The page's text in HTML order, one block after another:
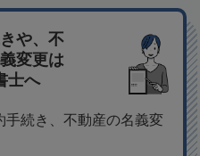
や、不
変更は
士へ
手続き、不動産の名義変